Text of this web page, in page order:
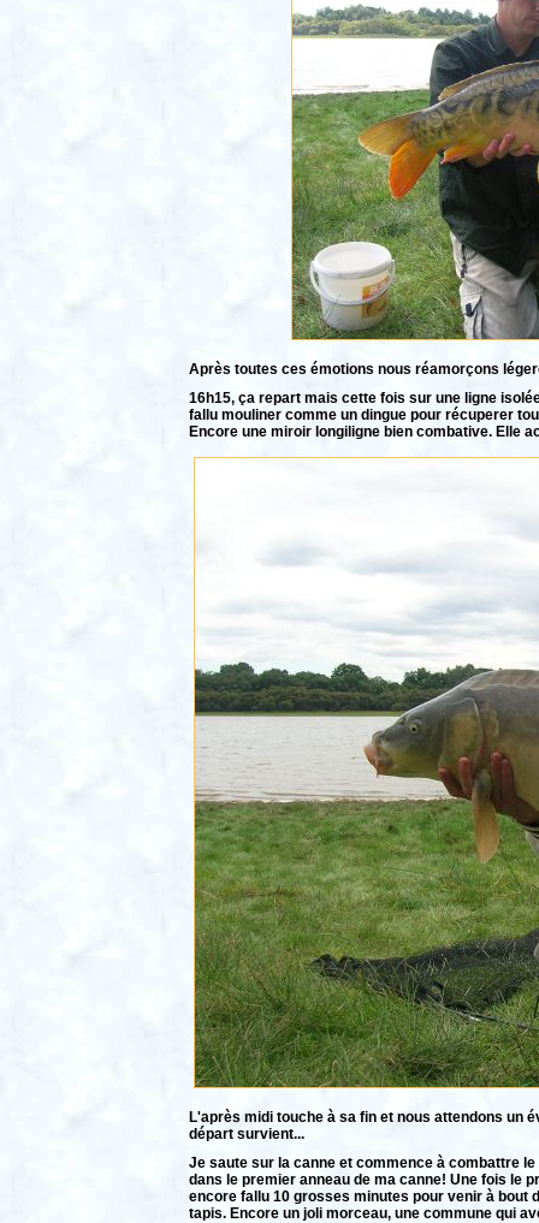
Après toutes ces émotions nous réamorçons
16h15, ça repart mais cette fois sur une ligne
fallu mouliner comme un dingue pour récuperer
Encore une miroir longiligne bien combative. Elle
L'après midi touche à sa fin et nous attendons un
départ survient...
Je saute sur la canne et commence à combattre
dans le premier anneau de ma canne! Une fois le
encore fallu 10 grosses minutes pour venir à bout
tapis. Encore un joli morceau, une commune qui